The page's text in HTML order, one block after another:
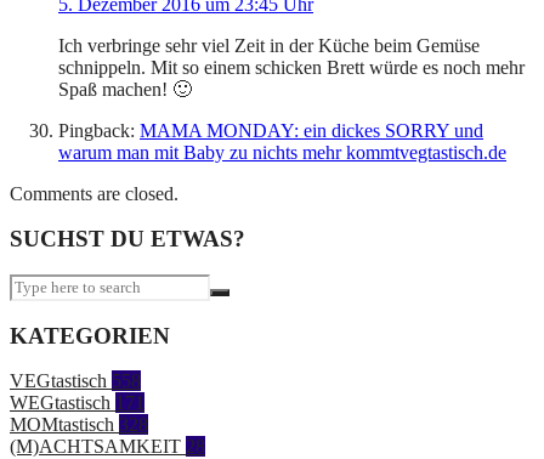
Ich verbringe sehr viel Zeit in der Küche beim Gemüse
schnippeln. Mit so einem schicken Brett würde es noch mehr
Spaß machen! 🙂
Pingback: MAMA MONDAY: ein dickes SORRY und
warum man mit Baby zu nichts mehr kommtvegtastisch.de
Comments are closed.
SUCHST DU ETWAS?
KATEGORIEN
VEGtastisch 558
WEGtastisch 171
MOMtastisch 328
(M)ACHTSAMKEIT 28